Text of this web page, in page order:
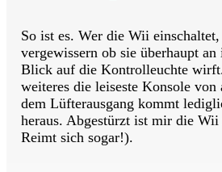
So ist es. Wer die Wii
vergewissern ob sie überhaupt
Blick auf die Kontrolleuchte
weiteres die leiseste Konsole von
dem Lüfterausgang kommt
heraus. Abgestürzt ist mir die
Reimt sich sogar!).